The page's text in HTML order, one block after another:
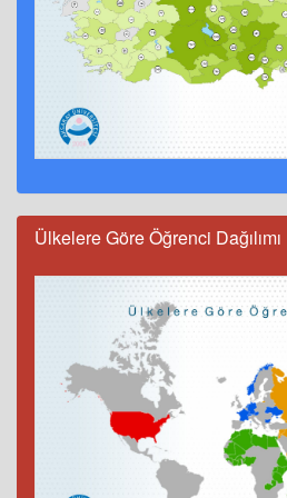
Ülkelere Göre Öğrenci Dağılımı